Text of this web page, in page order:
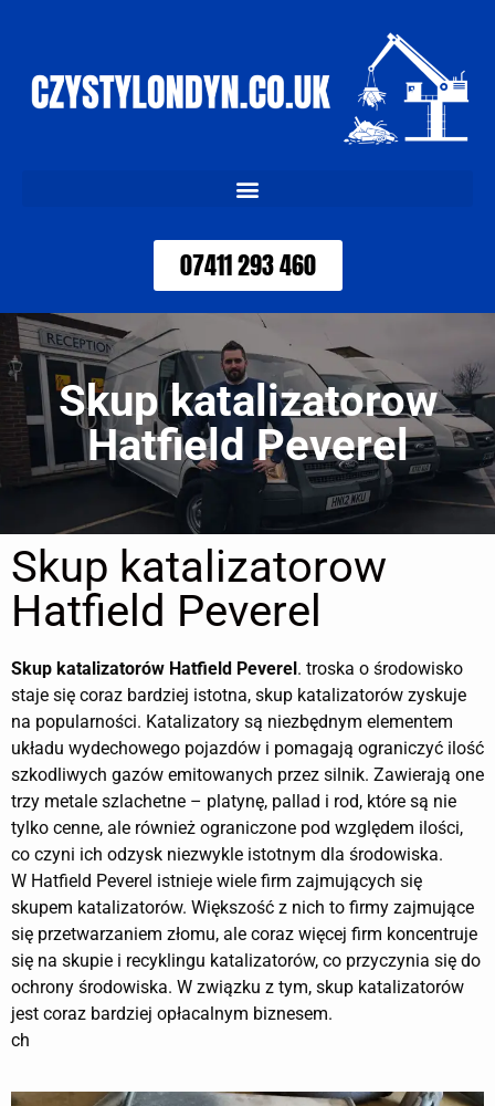
07411 293 460
Skup katalizatorow
Hatfield Peverel
Skup katalizatorow
Hatfield Peverel
Skup katalizatorów Hatfield Peverel. troska o środowisko
staje się coraz bardziej istotna, skup katalizatorów zyskuje
na popularności. Katalizatory są niezbędnym elementem
układu wydechowego pojazdów i pomagają ograniczyć ilość
szkodliwych gazów emitowanych przez silnik. Zawierają one
trzy metale szlachetne – platynę, pallad i rod, które są nie
tylko cenne, ale również ograniczone pod względem ilości,
co czyni ich odzysk niezwykle istotnym dla środowiska.
W Hatfield Peverel istnieje wiele firm zajmujących się
skupem katalizatorów. Większość z nich to firmy zajmujące
się przetwarzaniem złomu, ale coraz więcej firm koncentruje
się na skupie i recyklingu katalizatorów, co przyczynia się do
ochrony środowiska. W związku z tym, skup katalizatorów
jest coraz bardziej opłacalnym biznesem.
ch